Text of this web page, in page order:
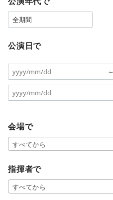
公演日で
～
会場で
すべてから
指揮者で
すべてから